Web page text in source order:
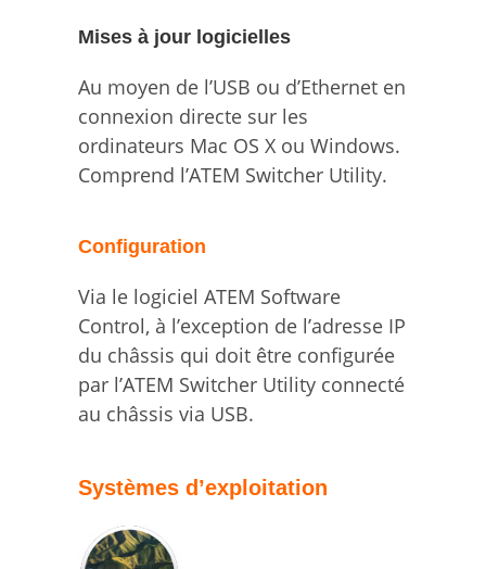
Mises à jour logicielles
Au moyen de l’USB ou d’Ethernet en
connexion directe sur les
ordinateurs Mac OS X ou Windows.
Comprend l’ATEM Switcher Utility.
Configuration
Via le logiciel ATEM Software
Control, à l’exception de l’adresse IP
du châssis qui doit être configurée
par l’ATEM Switcher Utility connecté
au châssis via USB.
Systèmes d’exploitation